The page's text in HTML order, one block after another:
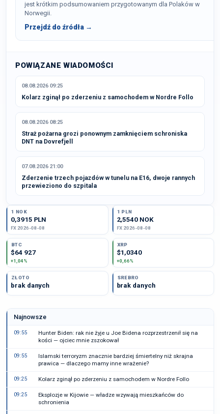
jest krótkim podsumowaniem przygotowanym dla Polaków w
Norwegii.
Przejdź do źródła →
POWIĄZANE WIADOMOŚCI
08.08.2026 09:25
Kolarz zginął po zderzeniu z samochodem w Nordre Follo
08.08.2026 08:25
Straż pożarna grozi ponownym zamknięciem schroniska
DNT na Dovrefjell
07.08.2026 21:00
Zderzenie trzech pojazdów w tunelu na E16, dwoje rannych
przewieziono do szpitala
1 NOK
0,3915 PLN
FX 2026-08-08
1 PLN
2,5540 NOK
FX 2026-08-08
BTC
$64 927
+1,04%
XRP
$1,0340
+0,66%
ZŁOTO
brak danych
SREBRO
brak danych
Najnowsze
09:55
Hunter Biden: rak nie żyje u Joe Bidena rozprzestrzenił się na
kości — ojciec mnie zszokował
09:55
Islamski terroryzm znacznie bardziej śmiertelny niż skrajna
prawica — dlaczego mamy inne wrażenie?
09:25 Kolarz zginął po zderzeniu z samochodem w Nordre Follo
09:25
Eksplozje w Kijowie — władze wzywają mieszkańców do
schronienia